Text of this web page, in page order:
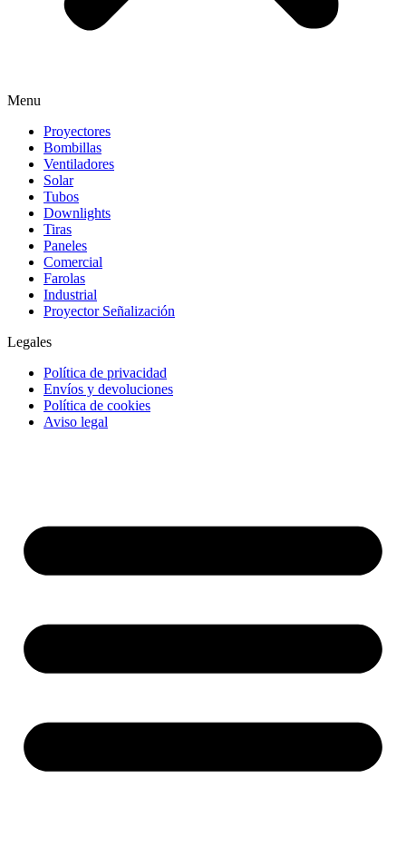
Menu
Proyectores
Bombillas
Ventiladores
Solar
Tubos
Downlights
Tiras
Paneles
Comercial
Farolas
Industrial
Proyector Señalización
Legales
Política de privacidad
Envíos y devoluciones
Política de cookies
Aviso legal